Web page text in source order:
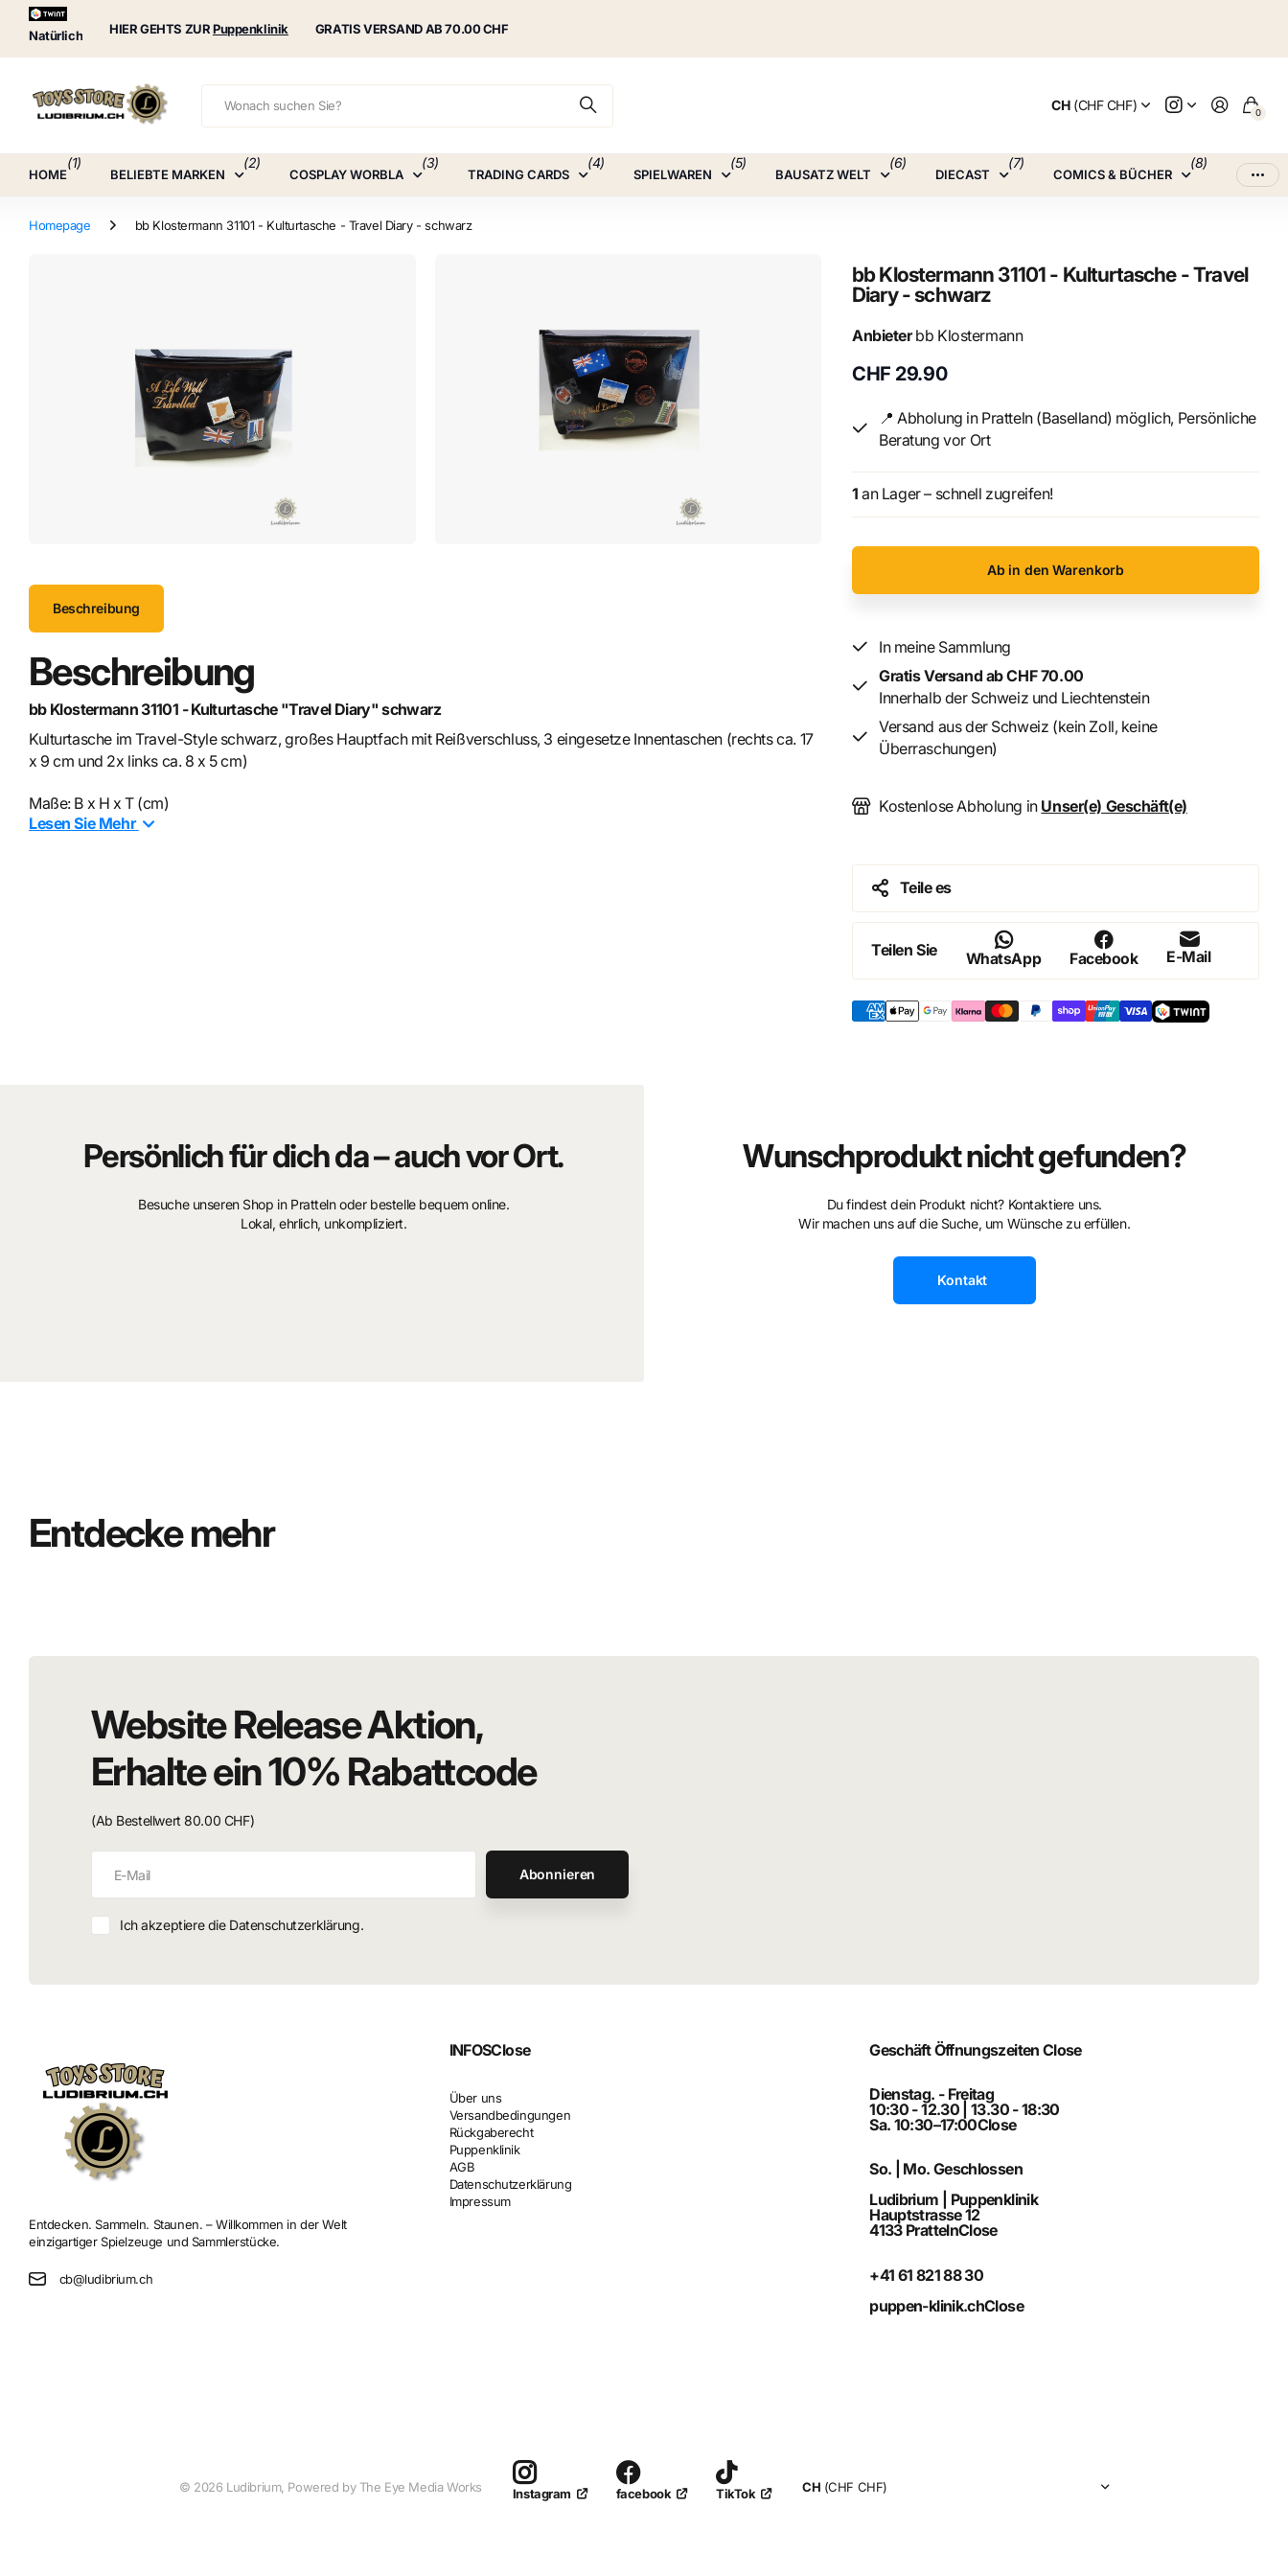
Natürlich HIER GEHTS ZURPuppenklinik
Puppenklinik GRATIS VERSAND AB 70.00 CHF
CH(CHF CHF) 0
HOME
(1)
BELIEBTE MARKEN
(2)
COSPLAY WORBLA
(3)
TRADING CARDS
(4)
SPIELWAREN
(5)
BAUSATZ WELT
(6)
DIECAST
(7)
COMICS & BÜCHER
(8)
Homepage bb Klostermann 31101 - Kulturtasche - Travel Diary - schwarz
Beschreibung
Beschreibung
bb Klostermann 31101 - Kulturtasche "Travel Diary" schwarz
Kulturtasche im Travel-Style schwarz, großes Hauptfach mit Reißverschluss, 3 eingesetze Innentaschen (rechts ca. 17
x 9 cm und 2x links ca. 8 x 5 cm)
Maße: B x H x T (cm)
25 x 19 x 6 cm
Lesen Sie Mehr
bb Klostermann 31101 - Kulturtasche - Travel
Diary - schwarz
Anbieterbb Klostermann
CHF 29.90
📍 Abholung in Pratteln (Baselland) möglich, Persönliche
Beratung vor Ort
1 an Lager – schnell zugreifen!
Ab in den Warenkorb
In meine Sammlung
Gratis Versand ab CHF 70.00
Innerhalb der Schweiz und Liechtenstein
Versand aus der Schweiz (kein Zoll, keine
Überraschungen)
Kostenlose Abholung in Unser(e) Geschäft(e)
Teile es
Teilen Sie WhatsApp Facebook E-Mail
Persönlich für dich da – auch vor Ort.
Besuche unseren Shop in Pratteln oder bestelle bequem online.
Lokal, ehrlich, unkompliziert.
Wunschprodukt nicht gefunden?
Du findest dein Produkt nicht? Kontaktiere uns.
Wir machen uns auf die Suche, um Wünsche zu erfüllen.
Kontakt
Entdecke mehr
Website Release Aktion,
Erhalte ein 10% Rabattcode
(Ab Bestellwert 80.00 CHF)
Abonnieren
Ich akzeptiere die Datenschutzerklärung.
Entdecken. Sammeln. Staunen. – Willkommen in der Welt
einzigartiger Spielzeuge und Sammlerstücke.
cb@ludibrium.ch
INFOSClose
Über uns
Versandbedingungen
Rückgaberecht
Puppenklinik
AGB
Datenschutzerklärung
Impressum
Geschäft Öffnungszeiten Close
Dienstag. - Freitag
10:30 - 12.30 | 13.30 - 18:30
Sa. 10:30–17:00Close
So. | Mo. Geschlossen
Ludibrium | Puppenklinik
Hauptstrasse 12
4133 PrattelnClose
+41 61 821 88 30
puppen-klinik.chClose
© 2026 Ludibrium, Powered by The Eye Media Works Instagram facebook TikTok CH (CHF CHF)